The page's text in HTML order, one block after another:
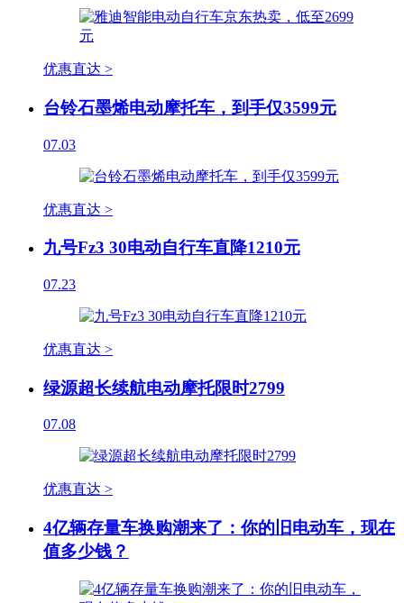
优惠直达 >
台铃石墨烯电动摩托车，到手仅3599元
07.03
优惠直达 >
九号Fz3 30电动自行车直降1210元
07.23
优惠直达 >
绿源超长续航电动摩托限时2799
07.08
优惠直达 >
4亿辆存量车换购潮来了：你的旧电动车，现在
值多少钱？